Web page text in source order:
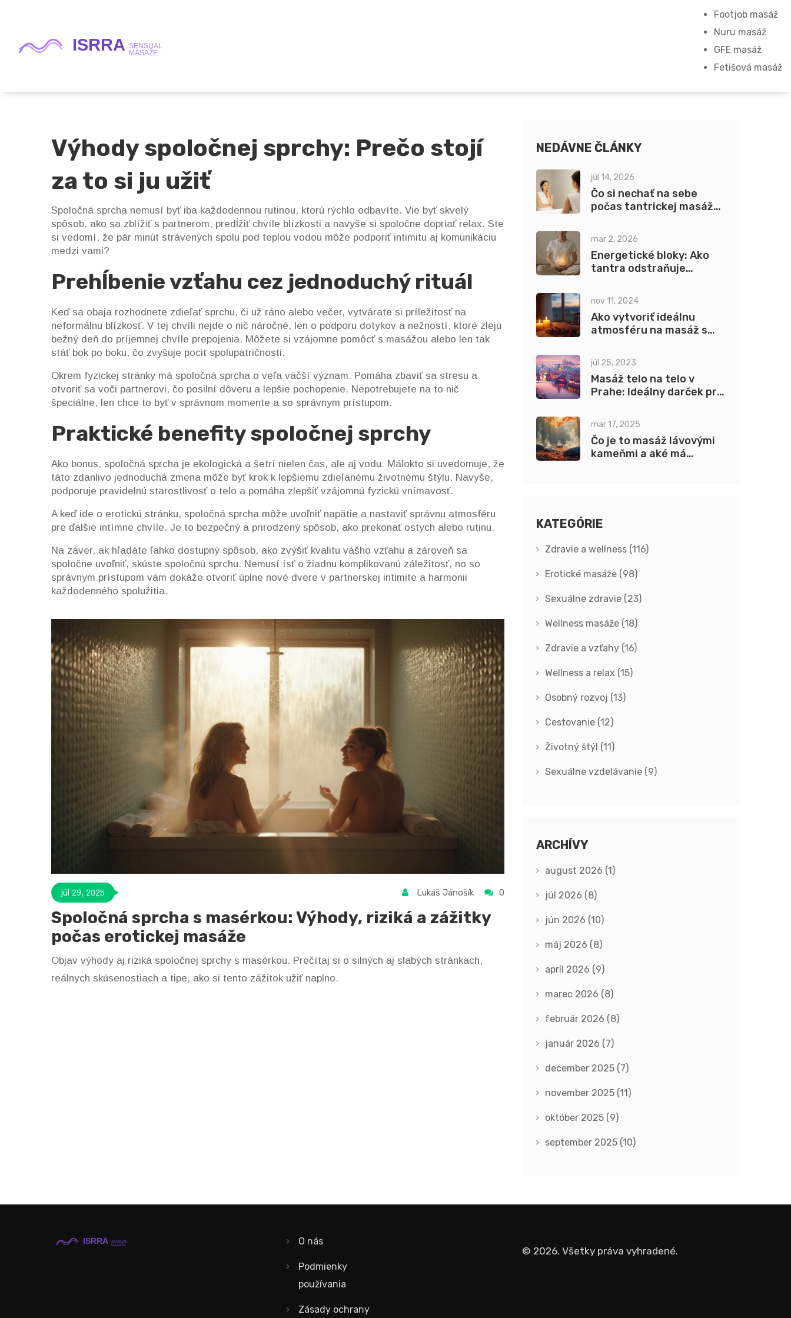
Footjob masáž
Nuru masáž
GFE masáž
Fetišová masáž
Výhody spoločnej sprchy: Prečo stojí
za to si ju užiť
Spoločná sprcha nemusí byť iba každodennou rutinou, ktorú rýchlo odbavíte. Vie byť skvelý
spôsob, ako sa zblížiť s partnerom, predĺžiť chvíle blízkosti a navyše si spoločne dopriať relax. Ste
si vedomí, že pár minút strávených spolu pod teplou vodou môže podporiť intimitu aj komunikáciu
medzi vami?
Prehĺbenie vzťahu cez jednoduchý rituál
Keď sa obaja rozhodnete zdieľať sprchu, či už ráno alebo večer, vytvárate si príležitosť na
neformálnu blízkosť. V tej chvíli nejde o nič náročné, len o podporu dotykov a nežností, ktoré zlejú
bežný deň do príjemnej chvíle prepojenia. Môžete si vzájomne pomôcť s masážou alebo len tak
stáť bok po boku, čo zvyšuje pocit spolupatričnosti.
Okrem fyzickej stránky má spoločná sprcha o veľa väčší význam. Pomáha zbaviť sa stresu a
otvoriť sa voči partnerovi, čo posilní dôveru a lepšie pochopenie. Nepotrebujete na to nič
špeciálne, len chce to byť v správnom momente a so správnym prístupom.
Praktické benefity spoločnej sprchy
Ako bonus, spoločná sprcha je ekologická a šetrí nielen čas, ale aj vodu. Málokto si uvedomuje, že
táto zdanlivo jednoduchá zmena môže byť krok k lepšiemu zdieľanému životnému štýlu. Navyše,
podporuje pravidelnú starostlivosť o telo a pomáha zlepšiť vzájomnú fyzickú vnímavosť.
A keď ide o erotickú stránku, spoločná sprcha môže uvoľniť napätie a nastaviť správnu atmosféru
pre ďalšie intímne chvíle. Je to bezpečný a prirodzený spôsob, ako prekonať ostych alebo rutinu.
Na záver, ak hľadáte ľahko dostupný spôsob, ako zvýšiť kvalitu vášho vzťahu a zároveň sa
spoločne uvoľniť, skúste spoločnú sprchu. Nemusí ísť o žiadnu komplikovanú záležitosť, no so
správnym prístupom vám dokáže otvoriť úplne nové dvere v partnerskej intimite a harmonii
každodenného spolužitia.
júl 29, 2025 Lukáš Jánošík 0
Spoločná sprcha s masérkou: Výhody, riziká a zážitky
počas erotickej masáže
Objav výhody aj riziká spoločnej sprchy s masérkou. Prečítaj si o silných aj slabých stránkach,
reálnych skúsenostiach a tipe, ako si tento zážitok užiť naplno.
NEDÁVNE ČLÁNKY
júl 14, 2026
Čo si nechať na sebe
počas tantrickej masáže:
oblečením a prípravou
mar 2, 2026
Energetické bloky: Ako
tantra odstraňuje
nov 11, 2024
Ako vytvoriť ideálnu
atmosféru na masáž s
júl 25, 2023
Masáž telo na telo v
Prahe: Ideálny darček pre
mar 17, 2025
Čo je to masáž lávovými
kameňmi a aké má
KATEGÓRIE
Zdravie a wellness (116)
Erotické masáže (98)
Sexuálne zdravie (23)
Wellness masáže (18)
Zdravie a vzťahy (16)
Wellness a relax (15)
Osobný rozvoj (13)
Cestovanie (12)
Životný štýl (11)
Sexuálne vzdelávanie (9)
ARCHÍVY
august 2026 (1)
júl 2026 (8)
jún 2026 (10)
máj 2026 (8)
apríl 2026 (9)
marec 2026 (8)
február 2026 (8)
január 2026 (7)
december 2025 (7)
november 2025 (11)
október 2025 (9)
september 2025 (10)
O nás
Podmienky
používania
Zásady ochrany
© 2026. Všetky práva vyhradené.